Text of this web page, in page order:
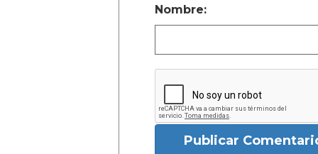
Nombre:
Publicar